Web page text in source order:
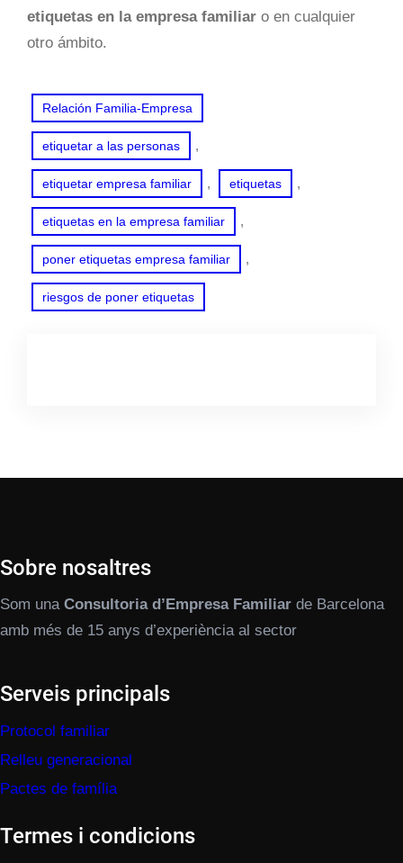
etiquetas en la empresa familiar o en cualquier
otro ámbito.
Relación Familia-Empresa
etiquetar a las personas ,
etiquetar empresa familiar , etiquetas ,
etiquetas en la empresa familiar ,
poner etiquetas empresa familiar ,
riesgos de poner etiquetas
Sobre nosaltres
Som una Consultoria d’Empresa Familiar de Barcelona
amb més de 15 anys d’experiència al sector
Serveis principals
Protocol familiar
Relleu generacional
Pactes de família
Termes i condicions